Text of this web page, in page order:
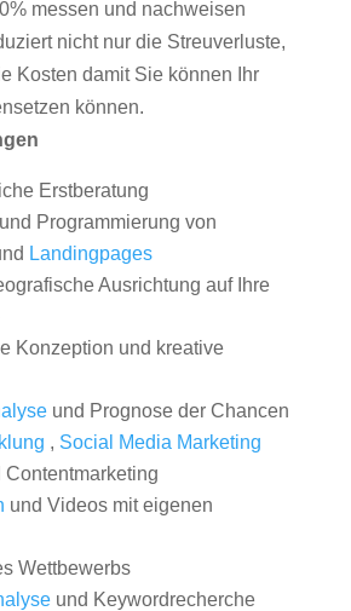
messen und nachweisen
nicht nur die Streuverluste,
Kosten damit Sie können Ihr
können.
Erstberatung
Programmierung von
Landingpages
Ausrichtung auf Ihre
Konzeption und kreative
und Prognose der Chancen
, Social Media Marketing
Contentmarketing
und Videos mit eigenen
Wettbewerbs
und Keywordrecherche